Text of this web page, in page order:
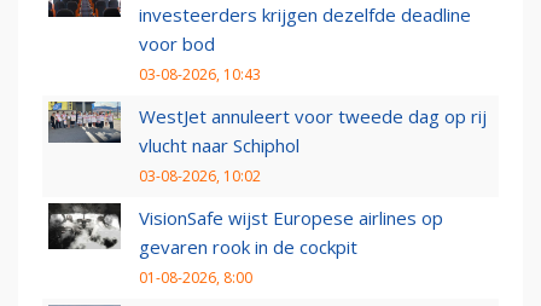
investeerders krijgen dezelfde deadline
voor bod
03-08-2026, 10:43
WestJet annuleert voor tweede dag op rij
vlucht naar Schiphol
03-08-2026, 10:02
VisionSafe wijst Europese airlines op
gevaren rook in de cockpit
01-08-2026, 8:00